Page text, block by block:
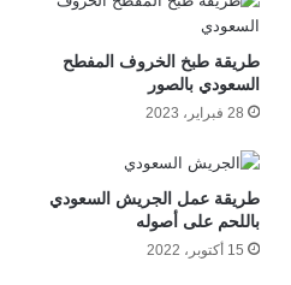
طريقة طبخ الخروف المفطح
السعودي بالصور
28 فبراير، 2023
طريقة عمل الجريش السعودي
باللحم على أصوله
15 أكتوبر، 2022